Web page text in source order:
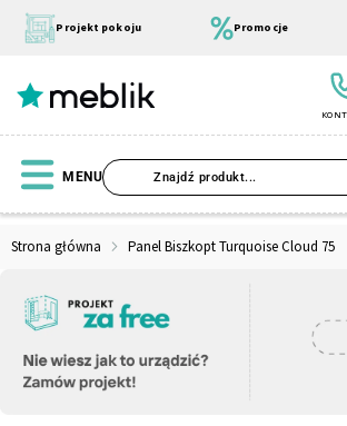
treści
Projekt pokoju Promocje
MENU
Strona główna Panel Biszkopt Turquoise Cloud 75
Wszystkie Kolekcje
Szafa
Materace